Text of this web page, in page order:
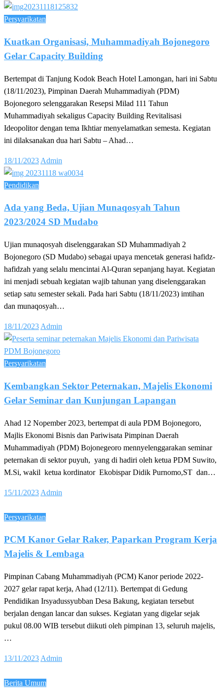
on
Persyarikatan
Kuatkan Organisasi, Muhammadiyah Bojonegoro
Gelar Capacity Building
Bertempat di Tanjung Kodok Beach Hotel Lamongan, hari ini Sabtu
(18/11/2023), Pimpinan Daerah Muhammadiyah (PDM)
Bojonegoro selenggarakan Resepsi Milad 111 Tahun
Muhammadiyah sekaligus Capacity Building Revitalisasi
Ideopolitor dengan tema Ikhtiar menyelamatkan semesta. Kegiatan
ini dilaksanakan dua hari Sabtu – Ahad…
Posted
on
18/11/2023 Admin
Pendidikan
Ada yang Beda, Ujian Munaqosyah Tahun
2023/2024 SD Mudabo
Ujian munaqosyah diselenggarakan SD Muhammadiyah 2
Bojonegoro (SD Mudabo) sebagai upaya mencetak generasi hafidz-
hafidzah yang selalu mencintai Al-Quran sepanjang hayat. Kegiatan
ini menjadi sebuah kegiatan wajib tahunan yang diselenggarakan
setiap satu semester sekali. Pada hari Sabtu (18/11/2023) imtihan
dan munaqosyah…
Posted
on
18/11/2023 Admin
Persyarikatan
Kembangkan Sektor Peternakan, Majelis Ekonomi
Gelar Seminar dan Kunjungan Lapangan
Ahad 12 Nopember 2023, bertempat di aula PDM Bojonegoro,
Majlis Ekonomi Bisnis dan Pariwisata Pimpinan Daerah
Muhammadiyah (PDM) Bojonegeoro mennyelenggarakan seminar
peternakan di sektor puyuh, yang di hadiri oleh ketua PDM Suwito,
M.Si, wakil ketua kordinator Ekobispar Didik Purnomo,ST dan…
Posted
15/11/2023 Admin
Persyarikatan
PCM Kanor Gelar Raker, Paparkan Program Kerja
Majelis & Lembaga
Pimpinan Cabang Muhammadiyah (PCM) Kanor periode 2022-
2027 gelar rapat kerja, Ahad (12/11). Bertempat di Gedung
Pendidikan Irsyadussyubban Desa Bakung, kegiatan tersebut
berjalan dengan lancar dan sukses. Kegiatan yang digelar sejak
pukul 08.00 WIB tersebut diikuti oleh pimpinan 13, seluruh majelis,
…
Posted
13/11/2023 Admin
Berita Umum